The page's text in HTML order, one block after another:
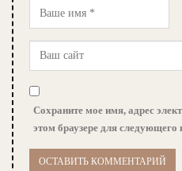
Сохраните мое имя, адрес
этом браузере для следующего